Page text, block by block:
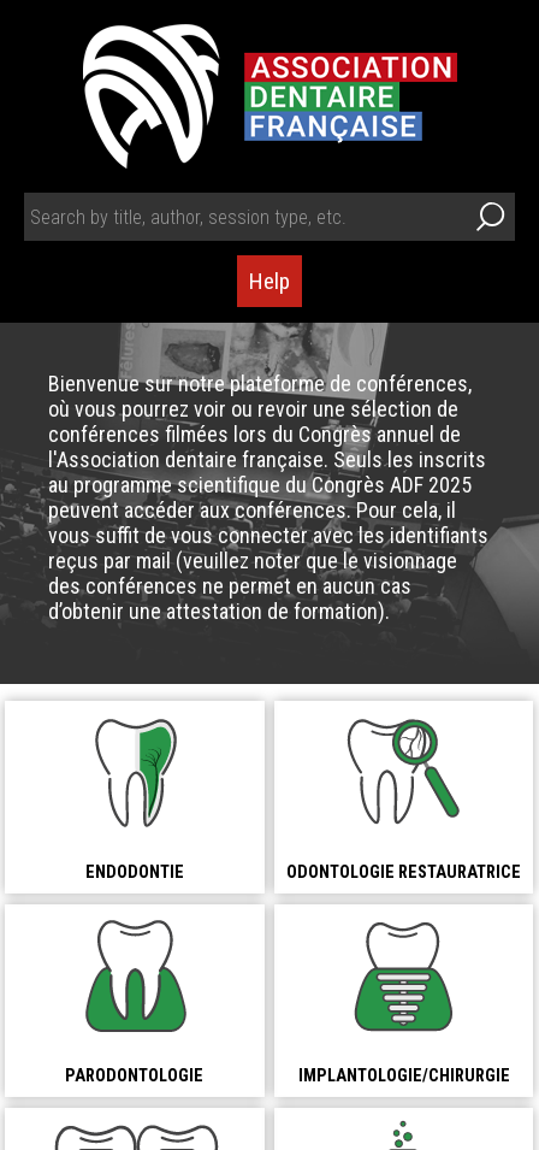
Help
Bienvenue sur notre plateforme de conférences,
où vous pourrez voir ou revoir une sélection de
conférences filmées lors du Congrès annuel de
l'Association dentaire française. Seuls les inscrits
au programme scientifique du Congrès ADF 2025
peuvent accéder aux conférences. Pour cela, il
vous suffit de vous connecter avec les identifiants
reçus par mail (veuillez noter que le visionnage
des conférences ne permet en aucun cas
d’obtenir une attestation de formation).
ENDODONTIE ODONTOLOGIE RESTAURATRICE
PARODONTOLOGIE IMPLANTOLOGIE/CHIRURGIE